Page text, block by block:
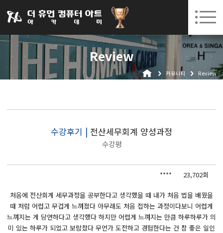
031-252-7277 수원캠퍼스 개강 08. 12.(수)
로그인 회원가입 고객센터
Review
커뮤니티 Review
수강후기 | 전산세무회계 양성과정
수강평
**** 23,702회
처음에 전산회계 세무과정을 공부한다고 생각했을 때 내가 처음 법을 배웠을
때 처럼 어렵고 무겁게 느껴졌다 아무래도 처음 접하는 과정이다보니 어렵게
느껴지는 게 당연하다고 생각했다 하지만 어렵게 느껴지는 만큼 하루하루가 의
미 있는 하루가 되었고 보람찼다 무언가 도전하고 경험한다는 건 참 좋은 일인
아카데미소개
인사말
오시는길
생성형AI
BIM 건축설계 및 실내건축설계(캐드(CAD),맥스(MAX),레빗(REVIT))실무자 양성과정
React, Veu 프레임워크 기반 프론트엔드 개발 양성 지원